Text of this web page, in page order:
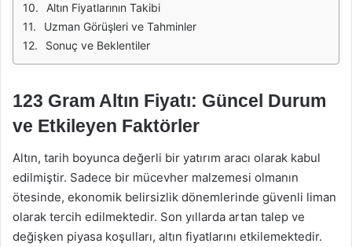
Altın Fiyatlarının Takibi
Uzman Görüşleri ve Tahminler
Sonuç ve Beklentiler
123 Gram Altın Fiyatı: Güncel Durum
ve Etkileyen Faktörler
Altın, tarih boyunca değerli bir yatırım aracı olarak kabul
edilmiştir. Sadece bir mücevher malzemesi olmanın
ötesinde, ekonomik belirsizlik dönemlerinde güvenli liman
olarak tercih edilmektedir. Son yıllarda artan talep ve
değişken piyasa koşulları, altın fiyatlarını etkilemektedir.